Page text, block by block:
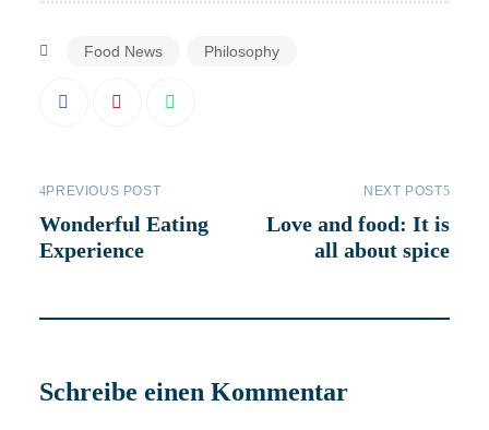
Food News Philosophy
PREVIOUS POST
Wonderful Eating
Experience
NEXT POST
Love and food: It is
all about spice
Schreibe einen Kommentar